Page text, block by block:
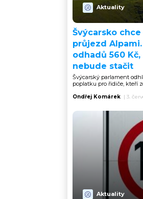
Aktuality
Švýcarsko
průjezd
odhadů 560
nebude stačit
Švýcarský parlament
poplatku pro řidiče, kteří
Ondřej Komárek | 3.
Aktuality